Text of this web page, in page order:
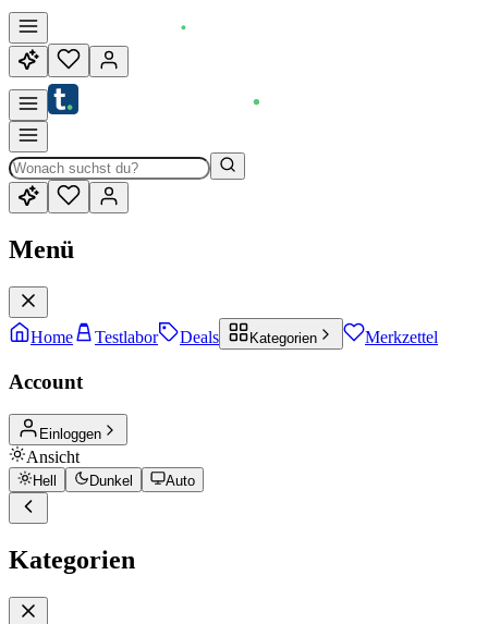
Menü
Home Testlabor Deals Kategorien Merkzettel
Account
Einloggen
Ansicht
Hell Dunkel Auto
Kategorien